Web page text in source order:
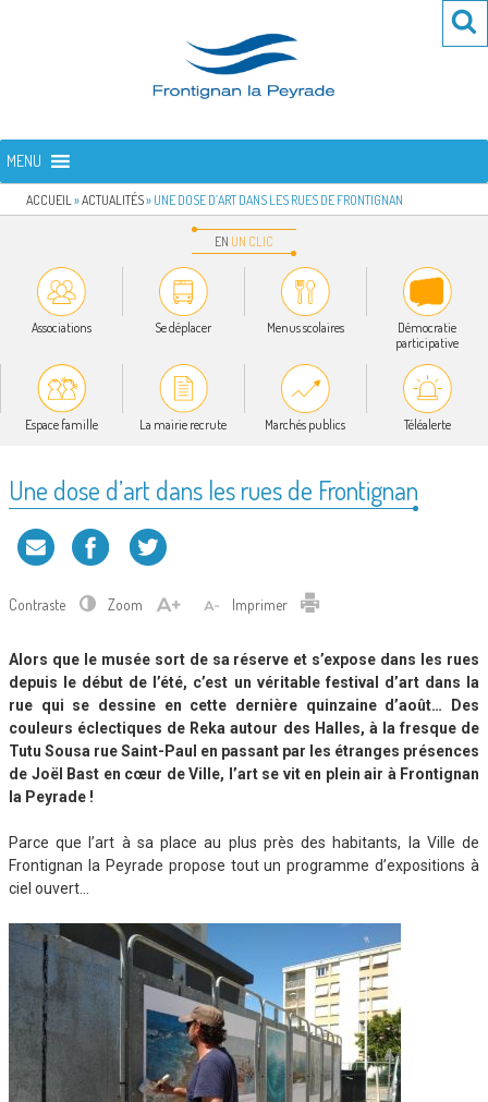
FRONTIGNAN LA PEYRADE
MENU
ACCUEIL »ACTUALITÉS» UNE DOSE D’ART DANS LES RUES DE FRONTIGNAN
EN UN CLIC
Associations Se déplacer Menus scolaires
Démocratie
participative
Espace famille La mairie recrute Marchés publics Téléalerte
Une dose d’art dans les rues de Frontignan
Contraste Zoom Imprimer
Alors que le musée sort de sa réserve et s’expose dans les rues
depuis le début de l’été, c’est un véritable festival d’art dans la
rue qui se dessine en cette dernière quinzaine d’août… Des
couleurs éclectiques de Reka autour des Halles, à la fresque de
Tutu Sousa rue Saint-Paul en passant par les étranges présences
de Joël Bast en cœur de Ville, l’art se vit en plein air à Frontignan
la Peyrade !
Parce que l’art à sa place au plus près des habitants, la Ville de
Frontignan la Peyrade propose tout un programme d’expositions à
ciel ouvert…